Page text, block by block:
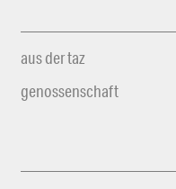
aus der taz
genossenschaft